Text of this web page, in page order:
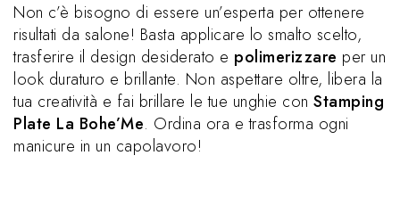
Non c’è bisogno di essere un’esperta per ottenere
risultati da salone! Basta applicare lo smalto scelto,
trasferire il design desiderato e polimerizzare per un
look duraturo e brillante. Non aspettare oltre, libera la
tua creatività e fai brillare le tue unghie con Stamping
Plate La Bohe’Me. Ordina ora e trasforma ogni
manicure in un capolavoro!